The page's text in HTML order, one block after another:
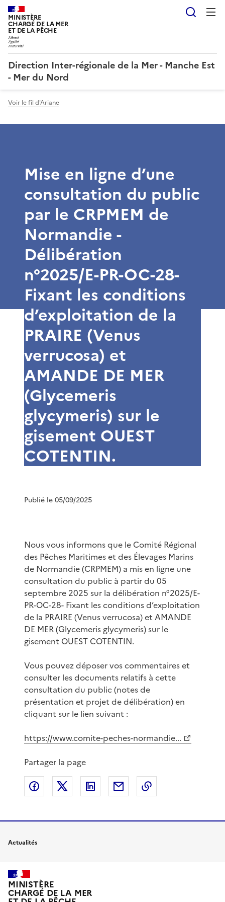
MINISTÈRE
CHARGÉ DE LA MER
ET DE LA PÊCHE
Direction Inter-régionale de la Mer - Manche Est
- Mer du Nord
Voir le fil d'Ariane
Mise en ligne d’une
consultation du public
par le CRPMEM de
Normandie -
Délibération
n°2025/E-PR-OC-28-
Fixant les conditions
d’exploitation de la
PRAIRE (Venus
verrucosa) et
AMANDE DE MER
(Glycemeris
glycymeris) sur le
gisement OUEST
COTENTIN.
Publié le 05/09/2025
Nous vous informons que le Comité Régional
des Pêches Maritimes et des Élevages Marins
de Normandie (CRPMEM) a mis en ligne une
consultation du public à partir du 05
septembre 2025 sur la délibération n°2025/E-
PR-OC-28- Fixant les conditions d’exploitation
de la PRAIRE (Venus verrucosa) et AMANDE
DE MER (Glycemeris glycymeris) sur le
gisement OUEST COTENTIN.
Vous pouvez déposer vos commentaires et
consulter les documents relatifs à cette
consultation du public (notes de
présentation et projet de délibération) en
cliquant sur le lien suivant :
https://www.comite-peches-normandie...
Partager la page
Partager sur Facebook
Partager sur XPartager sur LinkedIn
Partager par email
Actualités
MINISTÈRE
CHARGÉ DE LA MER